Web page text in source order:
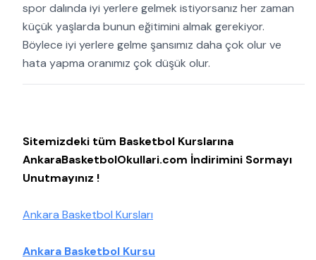
spor dalında iyi yerlere gelmek istiyorsanız her zaman
küçük yaşlarda bunun eğitimini almak gerekiyor.
Böylece iyi yerlere gelme şansımız daha çok olur ve
hata yapma oranımız çok düşük olur.
Sitemizdeki tüm Basketbol Kurslarına
AnkaraBasketbolOkullari.com İndirimini Sormayı
Unutmayınız !
Ankara Basketbol Kursları
Ankara Basketbol Kursu